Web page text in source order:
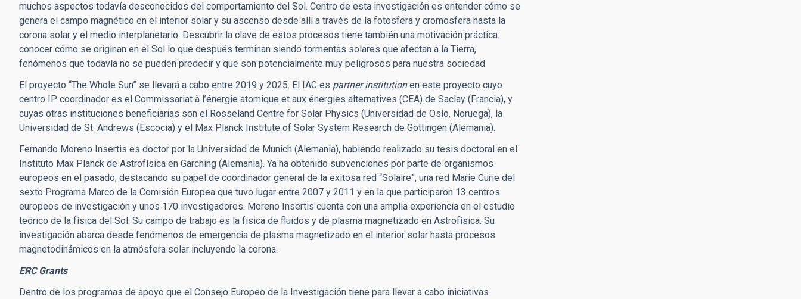
muchos aspectos todavía desconocidos del comportamiento del Sol. Centro de esta investigación es entender cómo se
genera el campo magnético en el interior solar y su ascenso desde allí a través de la fotosfera y cromosfera hasta la
corona solar y el medio interplanetario. Descubrir la clave de estos procesos tiene también una motivación práctica:
conocer cómo se originan en el Sol lo que después terminan siendo tormentas solares que afectan a la Tierra,
fenómenos que todavía no se pueden predecir y que son potencialmente muy peligrosos para nuestra sociedad.
El proyecto “The Whole Sun” se llevará a cabo entre 2019 y 2025. El IAC es partner institutionen este proyecto cuyo
centro IP coordinador es el Commissariat à l’énergie atomique et aux énergies alternatives (CEA) de Saclay (Francia), y
cuyas otras instituciones beneficiarias son el Rosseland Centre for Solar Physics (Universidad de Oslo, Noruega), la
Universidad de St. Andrews (Escocia) y el Max Planck Institute of Solar System Research de Göttingen (Alemania).
Fernando Moreno Insertis es doctor por la Universidad de Munich (Alemania), habiendo realizado su tesis doctoral en el
Instituto Max Planck de Astrofísica en Garching (Alemania). Ya ha obtenido subvenciones por parte de organismos
europeos en el pasado, destacando su papel de coordinador general de la exitosa red “Solaire”, una red Marie Curie del
sexto Programa Marco de la Comisión Europea que tuvo lugar entre 2007 y 2011 y en la que participaron 13 centros
europeos de investigación y unos 170 investigadores. Moreno Insertis cuenta con una amplia experiencia en el estudio
teórico de la física del Sol. Su campo de trabajo es la física de fluidos y de plasma magnetizado en Astrofísica. Su
investigación abarca desde fenómenos de emergencia de plasma magnetizado en el interior solar hasta procesos
magnetodinámicos en la atmósfera solar incluyendo la corona.
ERC Grants
Dentro de los programas de apoyo que el Consejo Europeo de la Investigación tiene para llevar a cabo iniciativas